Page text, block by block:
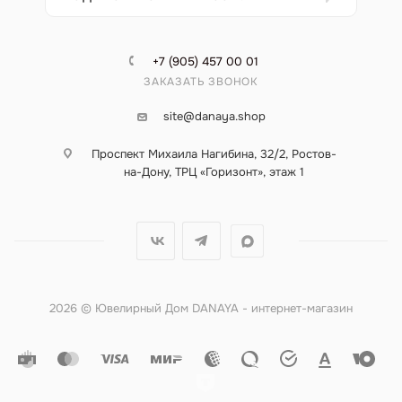
+7 (905) 457 00 01
ЗАКАЗАТЬ ЗВОНОК
site@danaya.shop
Проспект Михаила Нагибина, 32/2, Ростов-
на-Дону, ТРЦ «Горизонт», этаж 1
2026 © Ювелирный Дом DANAYA - интернет-магазин